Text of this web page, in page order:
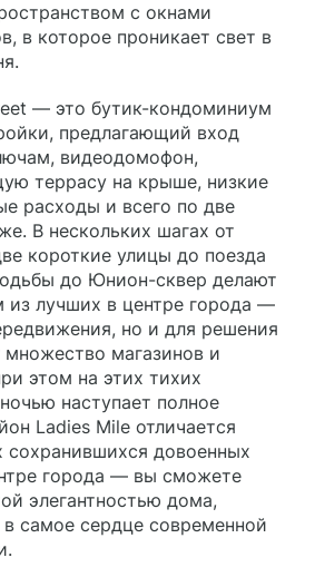
с окнами
в которое проникает свет в
— это бутик-кондоминиум
предлагающий вход
видеодомофон,
террасу на крыше, низкие
расходы и всего по две
В нескольких шагах от
короткие улицы до поезда
до Юнион-сквер делают
из лучших в центре города —
но и для решения
множество магазинов и
этом на этих тихих
наступает полное
Ladies Mile отличается
сохранившихся довоенных
города — вы сможете
элегантностью дома,
самое сердце современной